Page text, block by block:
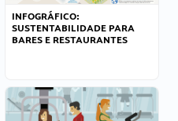
INFOGRÁFICO:
SUSTENTABILIDADE PARA
BARES E RESTAURANTES